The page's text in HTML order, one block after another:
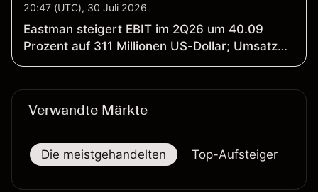
20:47 (UTC), 30 Juli 2026
Eastman steigert EBIT im 2Q26 um 40.09
Prozent auf 311 Millionen US-Dollar; Umsatz
wächst um 9.88 Prozent auf 2.513 Milliarden
Verwandte Märkte
Die meistgehandelten Top-Aufsteiger